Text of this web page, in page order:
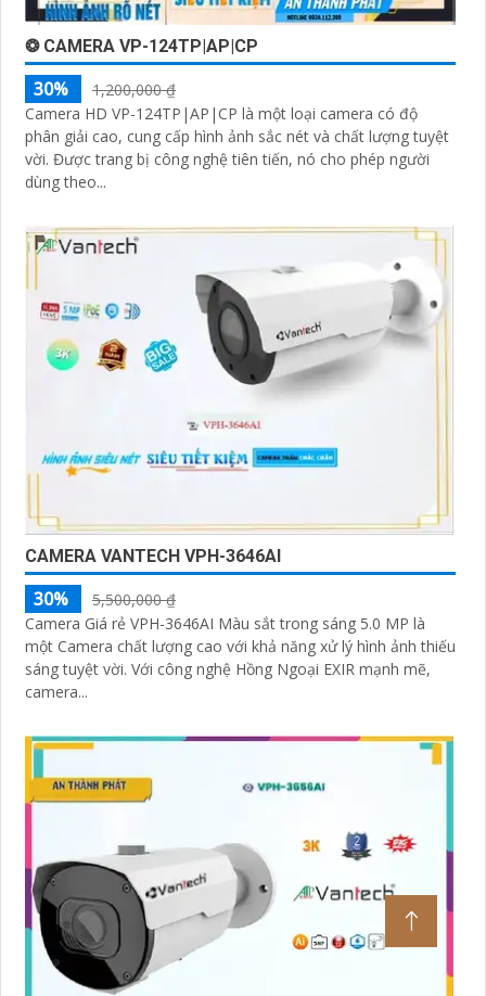
❂ CAMERA VP-124TP|AP|CP
30%
1,200,000 ₫
Camera HD VP-124TP|AP|CP là một loại camera có độ
phân giải cao, cung cấp hình ảnh sắc nét và chất lượng tuyệt
vời. Được trang bị công nghệ tiên tiến, nó cho phép người
dùng theo...
CAMERA VANTECH VPH-3646AI
30%
5,500,000 ₫
Camera Giá rẻ VPH-3646AI Màu sắt trong sáng 5.0 MP là
một Camera chất lượng cao với khả năng xử lý hình ảnh thiếu
sáng tuyệt vời. Với công nghệ Hồng Ngoại EXIR mạnh mẽ,
camera...